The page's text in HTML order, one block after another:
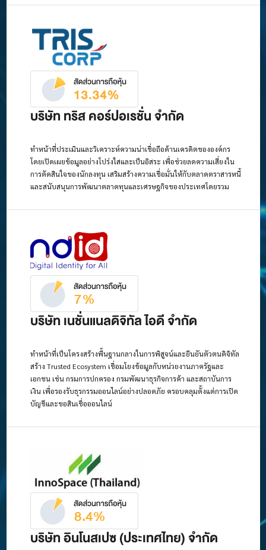
บริษัท ทริส คอร์ปอเรชั่น จำกัด
ทำหน้าที่ประเมินและวิเคราะห์ความน่าเชื่อถือด้านเครดิตขององค์กร
โดยเปิดเผยข้อมูลอย่างโปร่งใสและเป็นอิสระ เพื่อช่วยลดความเสี่ยงใน
การตัดสินใจของนักลงทุน เสริมสร้างความเชื่อมั่นให้กับตลาดตราสารหนี้
และสนับสนุนการพัฒนาตลาดทุนและเศรษฐกิจของประเทศโดยรวม
บริษัท เนชั่นแนลดิจิทัล ไอดี จำกัด
ทำหน้าที่เป็นโครงสร้างพื้นฐานกลางในการพิสูจน์และยืนยันตัวตนดิจิทัล
สร้าง Trusted Ecosystem เชื่อมโยงข้อมูลกับหน่วยงานภาครัฐและ
เอกชน เช่น กรมการปกครอง กรมพัฒนาธุรกิจการค้า และสถาบันการ
เงิน เพื่อรองรับธุรกรรมออนไลน์อย่างปลอดภัย ครอบคลุมตั้งแต่การเปิด
บัญชีและขอสินเชื่อออนไลน์
บริษัท อินโนสเปซ (ประเทศไทย) จำกัด